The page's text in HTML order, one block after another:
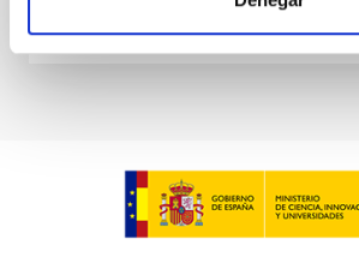
NÚMERO DE CITAS 0